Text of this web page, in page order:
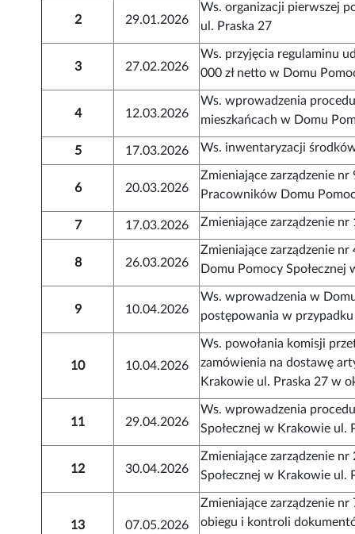
2 29.01.2026
Ws. organizacji pierwszej
ul. Praska 27
3 27.02.2026
Ws. przyjęcia regulaminu
000 zł netto w Domu
4 12.03.2026
Ws. wprowadzenia
mieszkańcach w Domu
5 17.03.2026 Ws. inwentaryzacji
6 20.03.2026
Zmieniające zarządzenie
Pracowników Domu
7 17.03.2026 Zmieniające zarządzenie
8 26.03.2026
Zmieniające zarządzenie
Domu Pomocy
9 10.04.2026
Ws. wprowadzenia w
postępowania w
10 10.04.2026
Ws. powołania komisji
zamówienia na dostawę
Krakowie ul. Praska 27 w
11 29.04.2026
Ws. wprowadzenia
Społecznej w Krakowie ul.
12 30.04.2026
Zmieniające zarządzenie
Społecznej w Krakowie ul.
13 07.05.2026
Zmieniające zarządzenie
obiegu i kontroli